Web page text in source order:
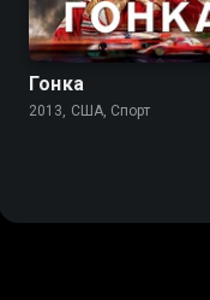
Гонка
2013, США, Спорт